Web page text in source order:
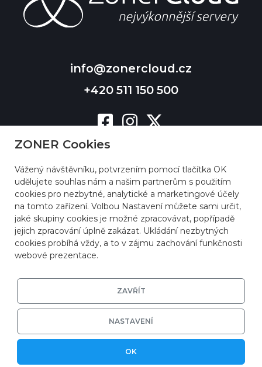
info@zonercloud.cz
+420 511 150 500
EFRR
|Nastavení cookies
ZONER Cookies
Vážený návštěvníku, potvrzením pomocí tlačítka OK
udělujete souhlas nám a našim partnerům s použitím
cookies pro nezbytné, analytické a marketingové účely
na tomto zařízení. Volbou Nastavení můžete sami určit,
jaké skupiny cookies je možné zpracovávat, popřípadě
jejich zpracování úplně zakázat. Ukládání nezbytných
cookies probíhá vždy, a to v zájmu zachování funkčnosti
webové prezentace.
ZAVŘÍT
NASTAVENÍ
OK